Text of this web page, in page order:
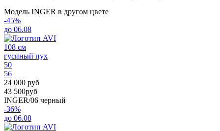
Модель INGER в другом цвете
-45%
до 06.08
108 см
гусиный пух
50
56
24 000 руб
43 500руб
INGER/06 черный
-36%
до 06.08